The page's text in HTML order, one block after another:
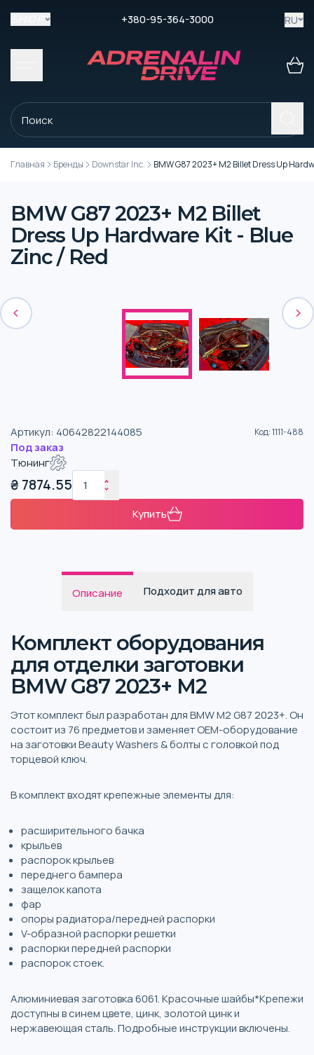
+380-95-364-3000 RU
Главная Бренды Downstar Inc. BMW G87 2023+ M2 Billet Dress Up
BMW G87 2023+ M2 Billet
Dress Up Hardware Kit - Blue
Zinc / Red
Артикул: 40642822144085 Код:1111-488
Под заказ
Тюнинг
₴ 7874.55
Купить
Описание Подходит для авто
Комплект оборудования
для отделки заготовки
BMW G87 2023+ M2
Этот комплект был разработан для BMW M2 G87 2023+. Он
состоит из 76 предметов и заменяет OEM-оборудование
на заготовки Beauty Washers & болты с головкой под
торцевой ключ.
В комплект входят крепежные элементы для:
расширительного бачка
крыльев
распорок крыльев
переднего бампера
защелок капота
фар
опоры радиатора/передней распорки
V-образной распорки решетки
распорки передней распорки
распорок стоек.
Алюминиевая заготовка 6061. Красочные шайбы*Крепежи
доступны в синем цвете, цинк, золотой цинк и
нержавеющая сталь. Подробные инструкции включены.